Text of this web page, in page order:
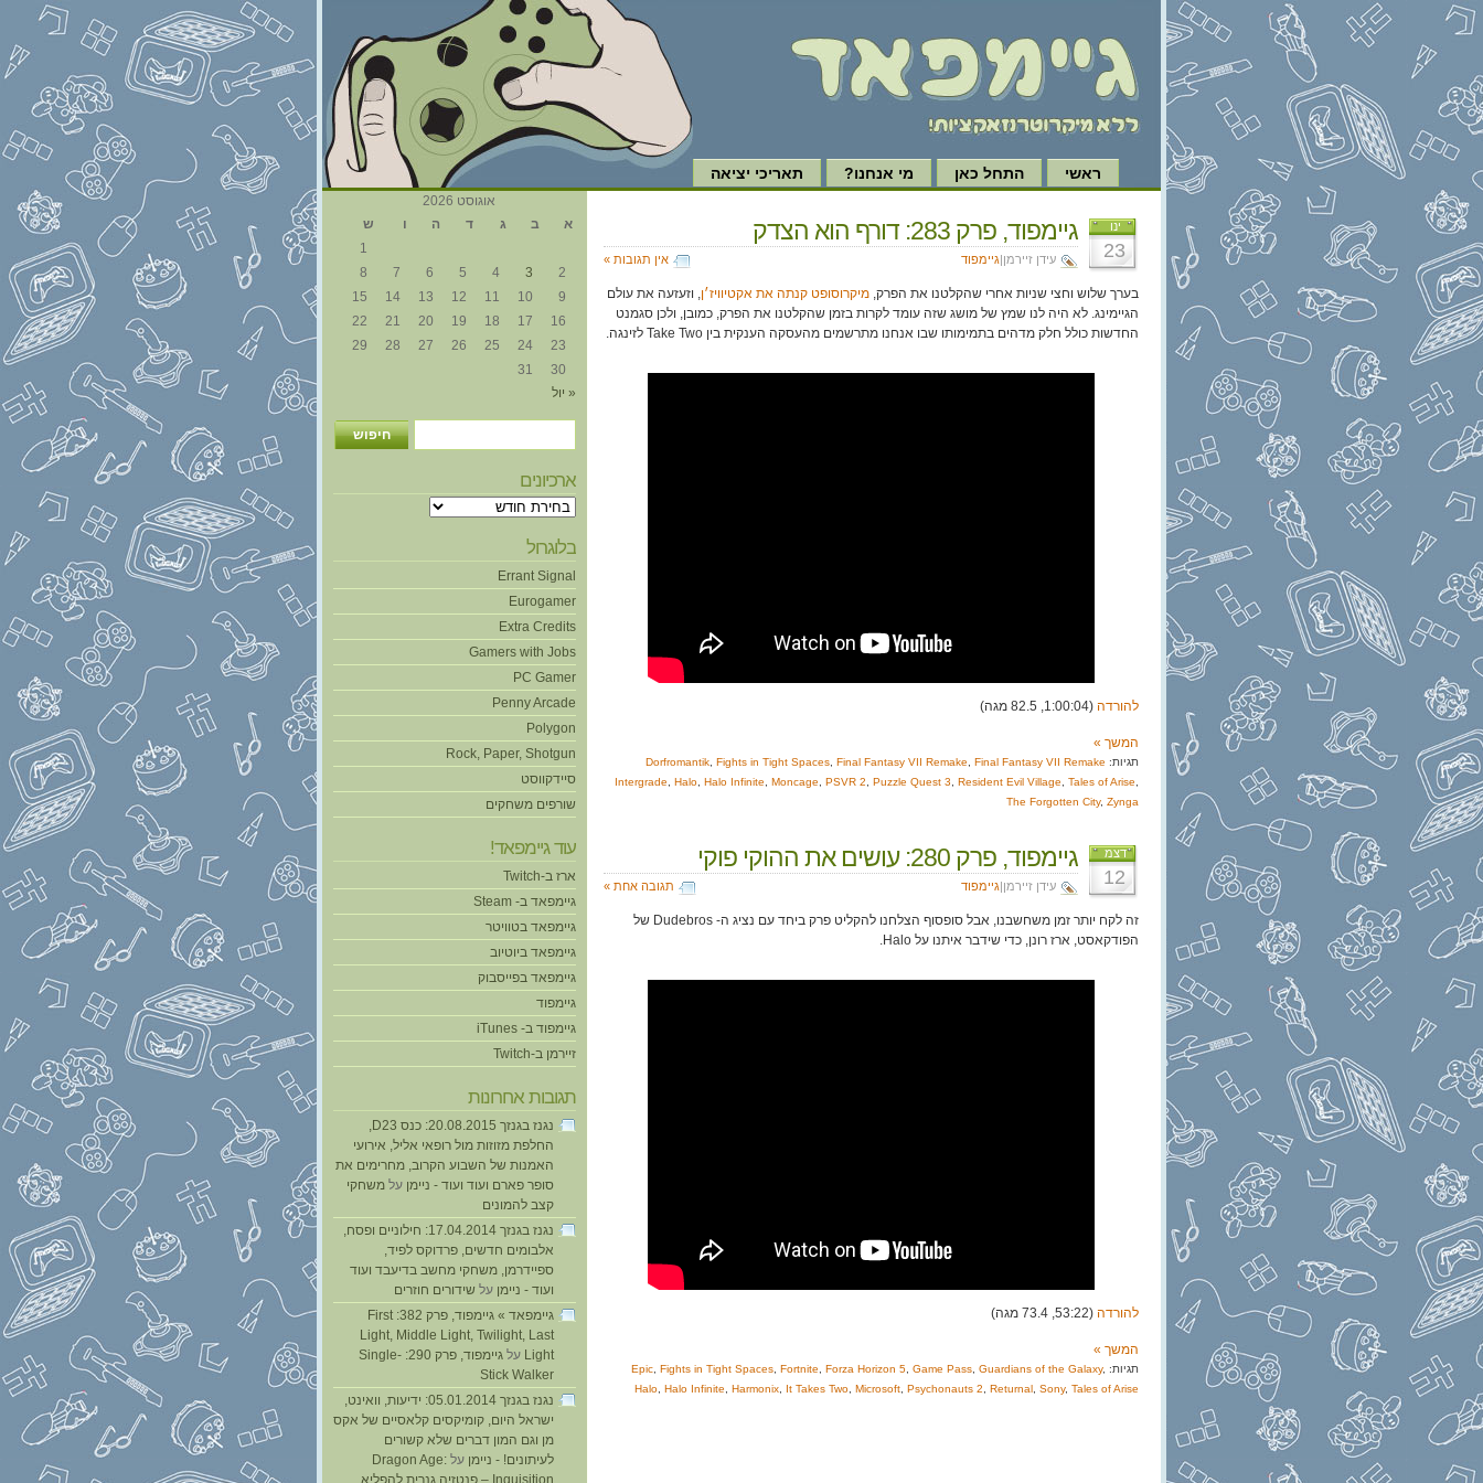
ראשי התחל כאן מי אנחנו? תאריכי יציאה
ינו
23
גיימפוד, פרק 283: דורף הוא הצדק
עידן זיירמן|גיימפוד אין תגובות »
בערך שלוש וחצי שניות אחרי שהקלטנו את הפרק, מיקרוסופט קנתה את אקטיוויז׳ן, וזעזעה את עולם
הגיימינג. לא היה לנו שמץ של מושג שזה עומד לקרות בזמן שהקלטנו את הפרק, כמובן, ולכן סגמנט
החדשות כולל חלק מדהים בתמימותו שבו אנחנו מתרשמים מהעסקה הענקית בין Take Two לזינגה.
להורדה (1:00:04, 82.5 מגה)
המשך »
תגיות: Dorfromantik Fights in Tight Spaces Final Fantasy VII Remake
Final Fantasy VII Remake
Intergrade
Halo Halo Infinite Moncage PSVR 2 Puzzle Quest 3 Resident Evil Village Tales of Arise
The Forgotten City, Zynga
דצמ
12
גיימפוד, פרק 280: עושים את ההוקי פוקי
עידן זיירמן|גיימפוד תגובה אחת »
זה לקח יותר זמן משחשבנו, אבל סופסוף הצלחנו להקליט פרק ביחד עם נציג ה- Dudebros של
הפודקאסט, ארז רונן, כדי שידבר איתנו על Halo.
להורדה (53:22, 73.4 מגה)
המשך »
תגיות: Epic Fights in Tight Spaces Fortnite Forza Horizon 5 Game Pass Guardians of the Galaxy,
Halo Halo Infinite Harmonix It Takes Two Microsoft Psychonauts 2 Returnal Sony, Tales of Arise
אוגוסט 2026
א
ב ג ד ה ו
ש
1
2
3
4
5
6
7
8
9
10
11
12
13
14
15
16
17
18
19
20
21
22
23
24
25
26
27
28
29
30
31
« יול
ארכיונים
ארכיונים
בלוגרול
Errant Signal
Eurogamer
Extra Credits
Gamers with Jobs
PC Gamer
Penny Arcade
Polygon
Rock, Paper, Shotgun
סיידקווסט
שורפים משחקים
עוד גיימפאד!
ארז ב-Twitch
גיימפאד ב- Steam
גיימפאד בטוויטר
גיימפאד ביוטיוב
גיימפאד בפייסבוק
גיימפוד
גיימפוד ב- iTunes
זיירמן ב-Twitch
תגובות אחרונות
נגנז בגנזך 20.08.2015: כנס D23,
החלפת מזוזות מול רופאי אליל, אירועי
האמנות של השבוע הקרוב, מחרימים את
סופר פארם ועוד ועוד - ניימן על משחקי
קצב להמונים
נגנז בגנזך 17.04.2014: חילוניים ופסח,
אלבומים חדשים, פרדוקס לפיד,
ספיידרמן, משחקי מחשב בדיעבד ועוד
ועוד - ניימן על שידורים חוזרים
גיימפאד » גיימפוד, פרק 382: First
Light, Middle Light, Twilight, Last
Light על
גיימפוד, פרק 290: Single-
Stick Walker
נגנז בגנזך 05.01.2014: ידיעות, וואינט,
ישראל היום, קומיקסים קלאסיים של אקס
מן וגם המון דברים שלא קשורים
לעיתונים! - ניימן על Dragon Age:
Inquisition – פנטזיה גנרית להפליא